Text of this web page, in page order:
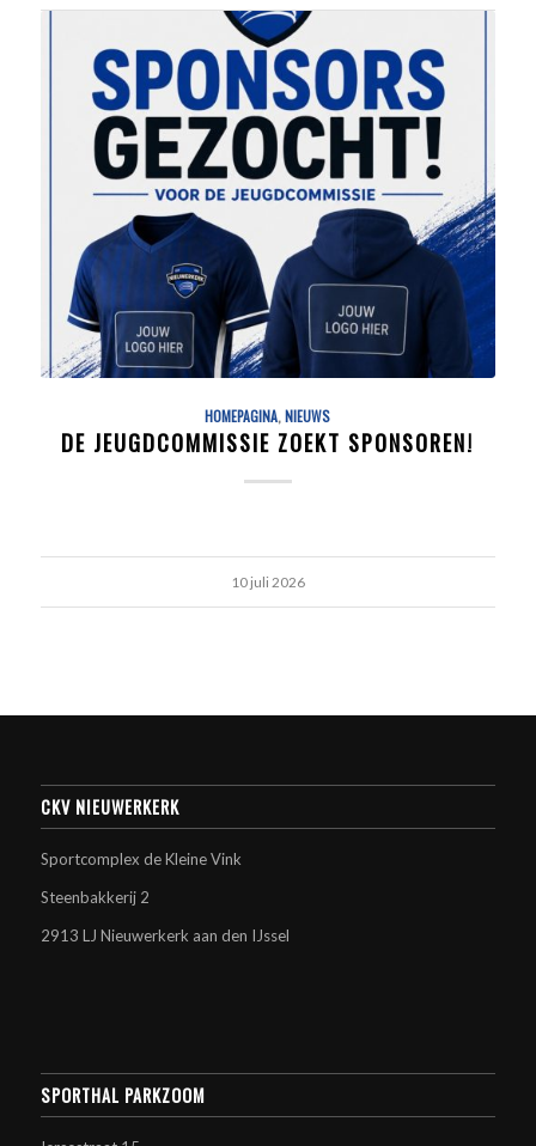
HOMEPAGINA,NIEUWS
DE JEUGDCOMMISSIE ZOEKT SPONSOREN!
10 juli 2026
CKV NIEUWERKERK
Sportcomplex de Kleine Vink
Steenbakkerij 2
2913 LJ Nieuwerkerk aan den IJssel
SPORTHAL PARKZOOM